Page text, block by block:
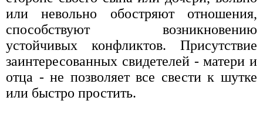
или невольно обостряют отношения,
способствуют возникновению
устойчивых конфликтов. Присутствие
заинтересованных свидетелей - матери и
отца - не позволяет все свести к шутке
или быстро простить.